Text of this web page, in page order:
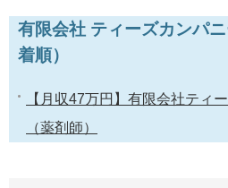
有限会社 ティーズカンパ
着順）
【月収47万円】有限会社ティ
（薬剤師）